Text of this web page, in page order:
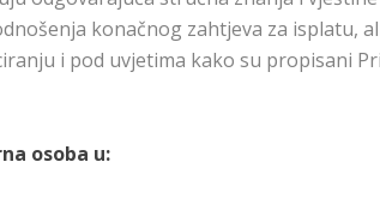
konačnog zahtjeva za isplatu,
i pod uvjetima kako su propisani
osoba u: